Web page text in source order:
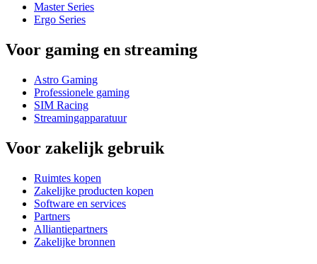
Master Series
Ergo Series
Voor gaming en streaming
Astro Gaming
Professionele gaming
SIM Racing
Streamingapparatuur
Voor zakelijk gebruik
Ruimtes kopen
Zakelijke producten kopen
Software en services
Partners
Alliantiepartners
Zakelijke bronnen